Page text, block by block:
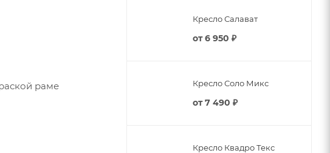
раме
Кресло Салават
от6 950 ₽
Кресло Соло Микс
от7 490 ₽
Кресло Квадро Текс